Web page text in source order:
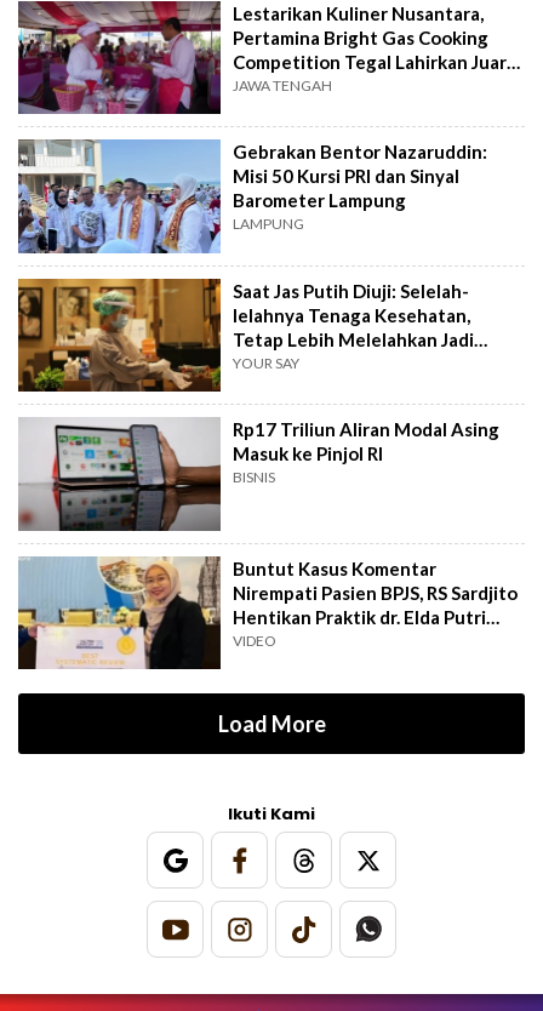
Lestarikan Kuliner Nusantara,
Pertamina Bright Gas Cooking
Competition Tegal Lahirkan Juara
Baru
JAWA TENGAH
Gebrakan Bentor Nazaruddin:
Misi 50 Kursi PRI dan Sinyal
Barometer Lampung
LAMPUNG
Saat Jas Putih Diuji: Selelah-
lelahnya Tenaga Kesehatan,
Tetap Lebih Melelahkan Jadi
Pasien
YOUR SAY
Rp17 Triliun Aliran Modal Asing
Masuk ke Pinjol RI
BISNIS
Buntut Kasus Komentar
Nirempati Pasien BPJS, RS Sardjito
Hentikan Praktik dr. Elda Putri
Rahard
VIDEO
Load More
Ikuti Kami